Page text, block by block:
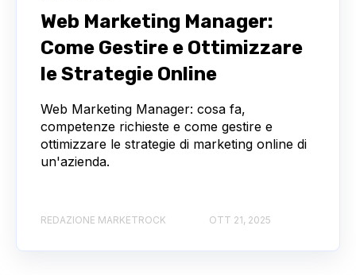
Web Marketing Manager:
Come Gestire e Ottimizzare
le Strategie Online
Web Marketing Manager: cosa fa,
competenze richieste e come gestire e
ottimizzare le strategie di marketing online di
un'azienda.
REDAZIONE MARKETROCK OTT 21, 2025